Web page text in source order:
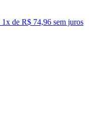
1x de R$ 74,96 sem juros